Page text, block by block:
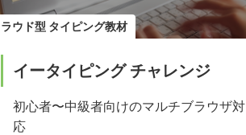
ウド型 タイピング教材
イータイピング チャレンジ
初心者〜中級者向けのマルチブラウザ対
応